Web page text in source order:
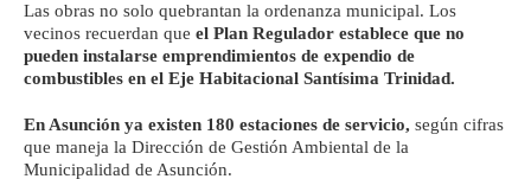
Las obras no solo quebrantan la ordenanza municipal. Los
vecinos recuerdan que el Plan Regulador establece que no
pueden instalarse emprendimientos de expendio de
combustibles en el Eje Habitacional Santísima Trinidad.
En Asunción ya existen 180 estaciones de servicio, según cifras
que maneja la Dirección de Gestión Ambiental de la
Municipalidad de Asunción.